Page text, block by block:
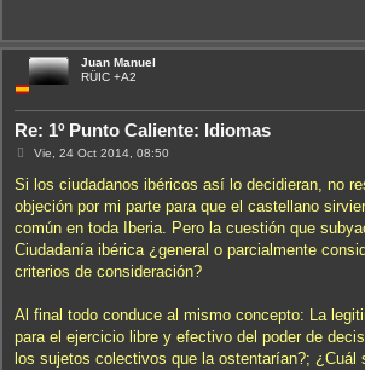
Juan Manuel
RÜIC +A2
Re: 1º Punto Caliente: Idiomas
M
n
a
j
Vie, 24 Oct 2014, 08:50
Si los ciudadanos ibéricos así lo decidieran, no
objeción por mi parte para que el castellano
común en toda Iberia. Pero la cuestión que
Ciudadanía ibérica ¿general o parcialmente
criterios de consideración?
Al final todo conduce al mismo concepto: La
para el ejercicio libre y efectivo del poder de
los sujetos colectivos que la ostentarían?; ¿Cuál